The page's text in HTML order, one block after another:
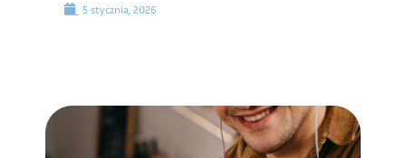
5 stycznia, 2026